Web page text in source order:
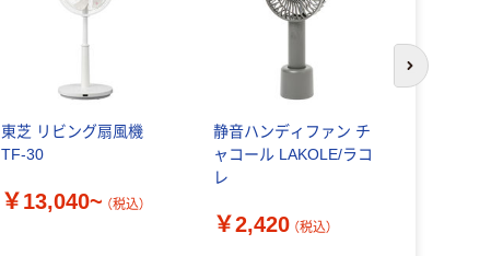
東芝 リビング扇風機
TF-30
￥13,040~ （税込）
静音ハンディファン チ
ャコール LAKOLE/ラコ
レ
￥2,420 （税込）
次のスライド